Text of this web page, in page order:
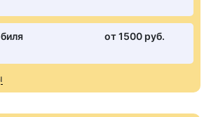
от 1500 pуб.